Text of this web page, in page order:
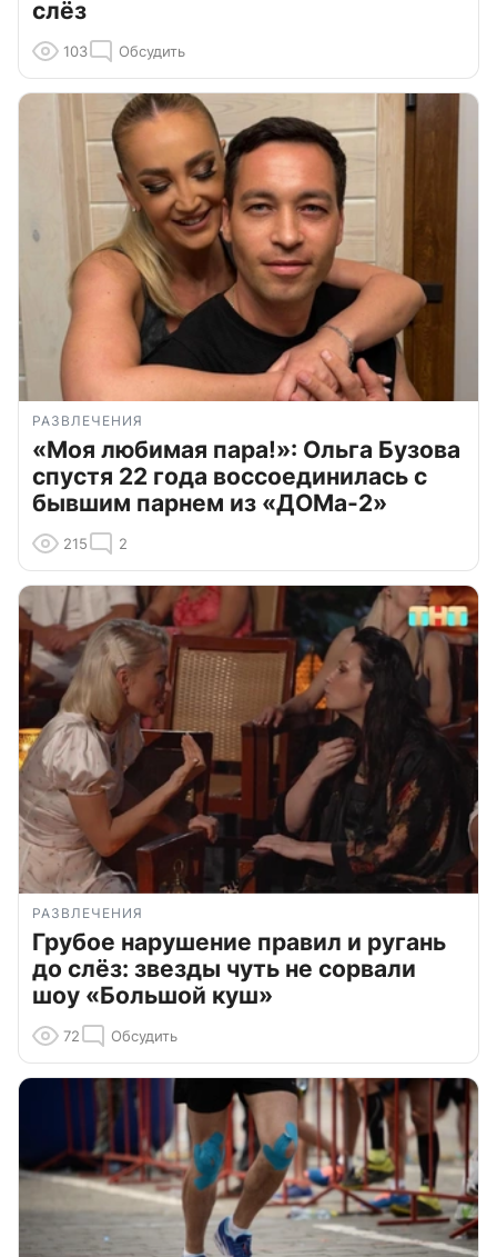
слёз
103 Обсудить
РАЗВЛЕЧЕНИЯ
«Моя любимая пара!»: Ольга Бузова
спустя 22 года воссоединилась с
бывшим парнем из «ДОМа-2»
215 2
РАЗВЛЕЧЕНИЯ
Грубое нарушение правил и ругань
до слёз: звезды чуть не сорвали
шоу «Большой куш»
72 Обсудить